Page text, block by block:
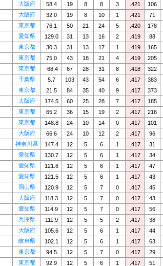
大阪府 58.4 19 8 8 3 .421 106
大阪府 32.0 19 8 10 1 .421 71
東京都 76.1 50 21 24 5 .420 178
愛知県 129.0 31 13 16 2 .419 88
東京都 30.3 31 13 17 1 .419 165
東京都 75.0 43 18 21 4 .419 205
東京都 -68.4 67 28 31 8 .418 322
千葉県 5.7 103 43 54 6 .417 383
東京都 21.5 84 35 40 9 .417 373
大阪府 174.5 60 25 28 7 .417 185
東京都 65.2 36 15 19 2 .417 216
東京都 148.8 24 10 14 0 .417 101
大阪府 66.6 24 10 12 2 .417 96
神奈川県 147.4 12 5 6 1 .417 31
愛知県 130.7 12 5 6 1 .417 34
愛知県 121.6 12 5 6 1 .417 47
愛知県 121.5 12 5 6 1 .417 43
岡山県 120.9 12 5 7 0 .417 45
大阪府 118.3 12 5 7 0 .417 43
愛知県 114.9 12 5 7 0 .417 56
兵庫県 111.9 12 5 5 2 .417 38
大阪府 105.6 12 5 6 1 .417 44
岐阜県 102.1 12 5 6 1 .417 63
東京都 94.5 12 5 7 0 .417 29
東京都 92.9 12 5 6 1 .417 51